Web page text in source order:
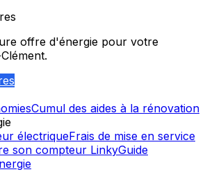
offre d'énergie pour votre
.
Cumul des aides à la rénovation
électriqueFrais de mise en service
son compteur LinkyGuide